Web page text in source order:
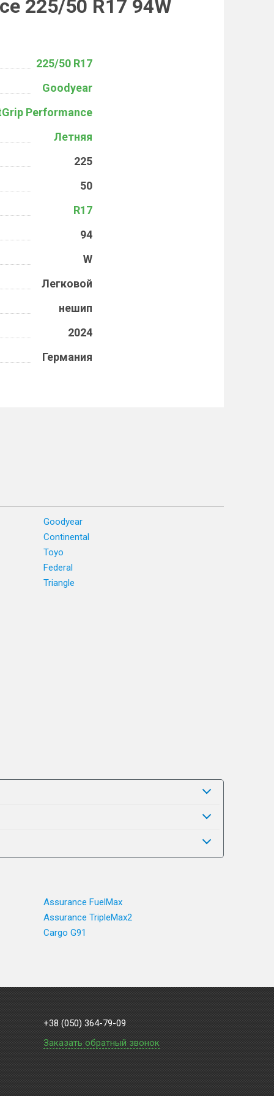
225/50 R17 94W
225/50 R17
Goodyear
Performance
Летняя
225
50
R17
94
W
Легковой
нешип
2024
Германия
Goodyear
Continental
Toyo
Federal
Triangle
Assurance FuelMax
Assurance TripleMax2
Cargo G91
+38 (050) 364-79-09
Заказать обратный звонок